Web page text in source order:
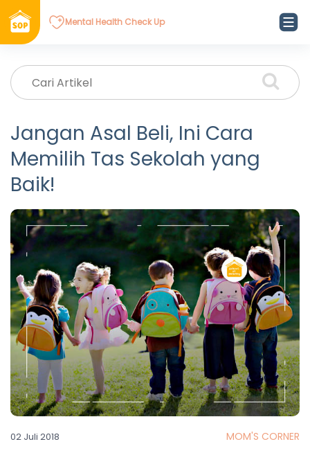
Mental Health Check Up
Jangan Asal Beli, Ini Cara
Memilih Tas Sekolah yang
Baik!
02 Juli 2018 MOM'S CORNER